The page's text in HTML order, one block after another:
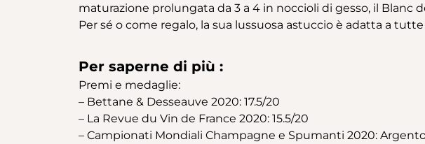
maturazione prolungata da 3 a 4 in noccioli di gesso, il Blanc
Per sé o come regalo, la sua lussuosa astuccio è adatta a
Per saperne di più :
Premi e medaglie:
– Bettane & Desseauve 2020: 17.5/20
– La Revue du Vin de France 2020: 15.5/20
– Campionati Mondiali Champagne e Spumanti 2020: